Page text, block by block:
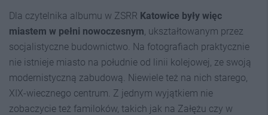
Dla czytelnika albumu w ZSRR Katowice były więc
miastem w pełni nowoczesnym, ukształtowanym przez
socjalistyczne budownictwo. Na fotografiach praktycznie
nie istnieje miasto na południe od linii kolejowej, ze swoją
modernistyczną zabudową. Niewiele też na nich starego,
XIX-wiecznego centrum. Z jednym wyjątkiem nie
zobaczycie też familoków, takich jak na Załężu czy w